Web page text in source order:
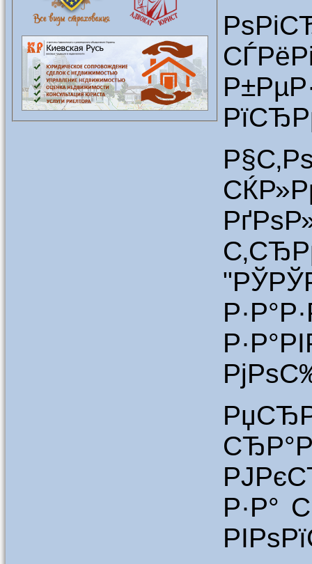
Р·Р°